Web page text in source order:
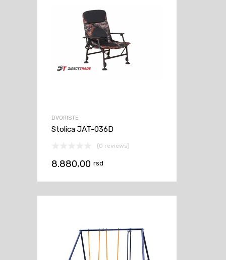
DVORISTE
Stolica JAT-036D
(0 reviews)
8.880,00 rsd